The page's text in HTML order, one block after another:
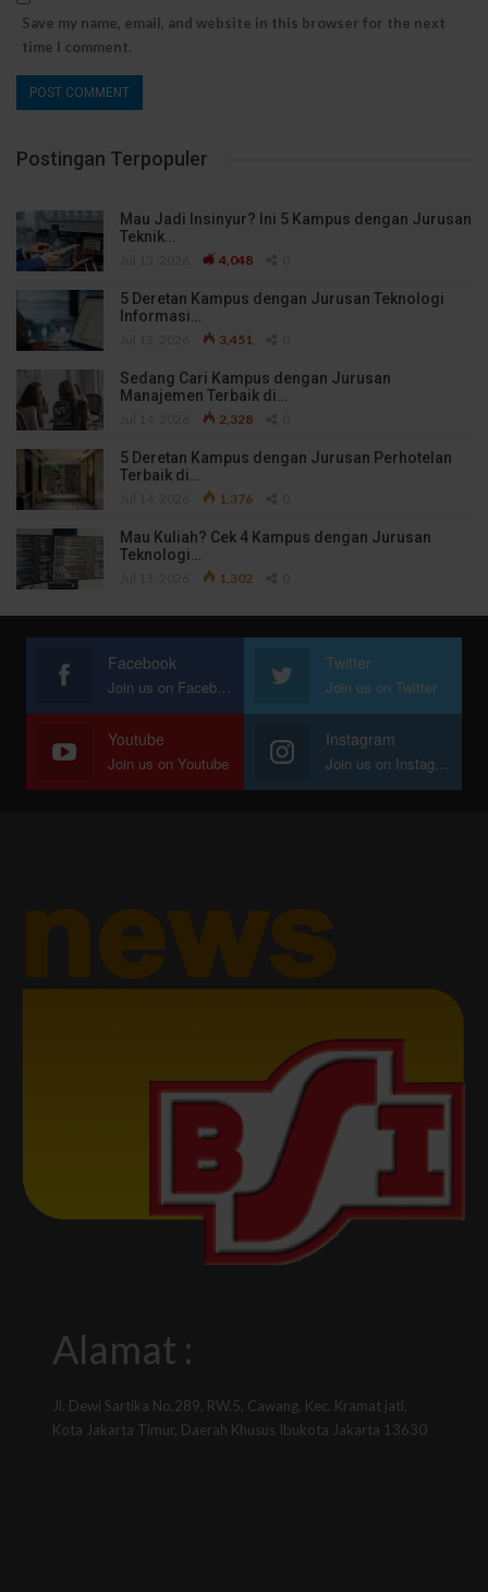
Save my name, email, and website in this browser for the next
time I comment.
Postingan Terpopuler
Mau Jadi Insinyur? Ini 5 Kampus dengan Jurusan
Teknik…
4,048
5 Deretan Kampus dengan Jurusan Teknologi
Informasi…
3,451
Sedang Cari Kampus dengan Jurusan
Manajemen Terbaik di…
2,328
5 Deretan Kampus dengan Jurusan Perhotelan
Terbaik di…
1,376
Mau Kuliah? Cek 4 Kampus dengan Jurusan
Teknologi…
1,302
Facebook
Join us on Facebook
Twitter
Join us on Twitter
Youtube
Join us on Youtube
Instagram
Join us on Instagram
Alamat :
Jl. Dewi Sartika No.289, RW.5, Cawang, Kec. Kramat jati,
Kota Jakarta Timur, Daerah Khusus Ibukota Jakarta 13630